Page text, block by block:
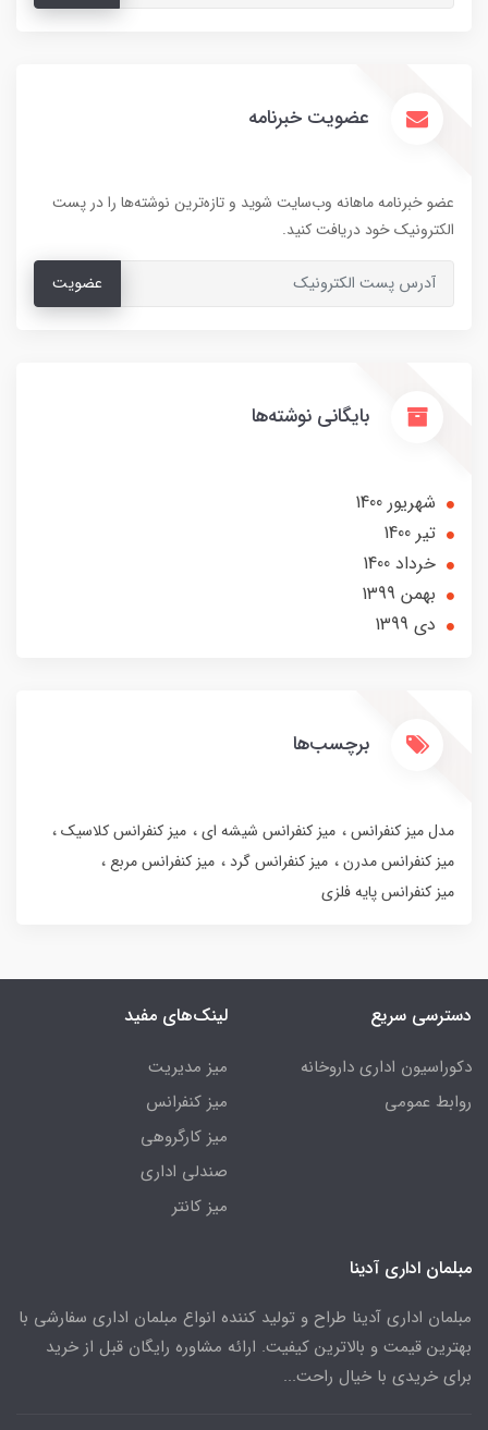
عضویت خبرنامه
عضو خبرنامه ماهانه وب‌سایت شوید و تازه‌ترین نوشته‌ها را در پست
الکترونیک خود دریافت کنید.
عضویت
بایگانی نوشته‌ها
شهریور 1400
تير 1400
خرداد 1400
بهمن 1399
دی 1399
برچسب‌ها
مدل میز کنفرانس میز کنفرانس شیشه ای
میز کنفرانس کلاسیک
میز کنفرانس مدرن
میز کنفرانس گرد
میز کنفرانس مربع
میز کنفرانس پایه فلزی
دسترسی سریع
دکوراسیون اداری داروخانه
روابط عمومی
لینک‌های مفید
میز مدیریت
میز کنفرانس
میز کارگروهی
صندلی اداری
میز کانتر
مبلمان اداری آدینا
مبلمان اداری آدینا طراح و تولید کننده انواع مبلمان اداری سفارشی با
بهترین قیمت و بالاترین کیفیت. ارائه مشاوره رایگان قبل از خرید
برای خریدی با خیال راحت...